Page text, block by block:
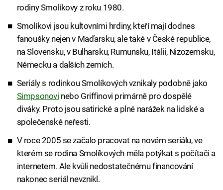
rodiny Smolíkovy z roku 1980.
Smolíkovi jsou kultovními hrdiny, kteří mají dodnes
fanoušky nejen v Maďarsku, ale také v České republice,
na Slovensku, v Bulharsku, Rumunsku, Itálii, Nizozemsku,
Německu a dalších zemích.
Seriály s rodinkou Smolíkových vznikaly podobně jako
Simpsonovi nebo Griffinovi primárně pro dospělé
diváky. Proto jsou satirické a plné narážek na lidské a
společenské neřesti.
V roce 2005 se začalo pracovat na novém seriálu, ve
kterém se rodina Smolíkových měla potýkat s počítači a
internetem. Ale kvůli nedostatečnému financování
nakonec seriál nevznikl.